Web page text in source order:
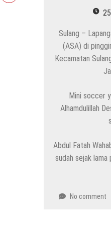
Sulang –
(ASA) di
Kecamatan
Mini soccer
Alhamdulillah
Abdul Fatah
sudah sejak lama
No comment